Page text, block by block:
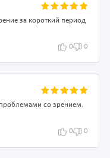
за короткий период
0 0
со зрением.
0 0